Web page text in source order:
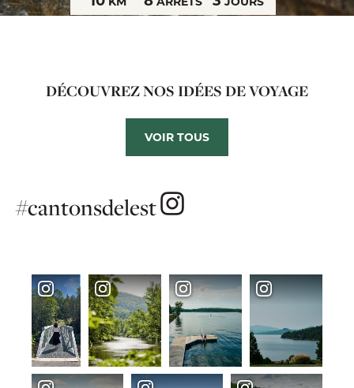
DÉCOUVREZ NOS IDÉES DE VOYAGE
VOIR TOUS
#cantonsdelest